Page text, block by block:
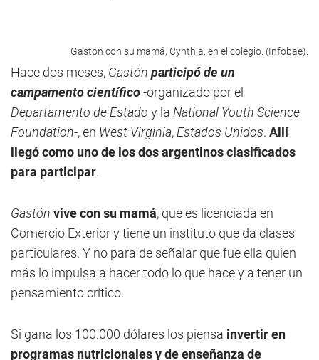
Gastón con su mamá, Cynthia, en el colegio. (Infobae).
Hace dos meses, Gastón participó de un
campamento científico-organizado por el
Departamento de Estado y la National Youth Science
Foundation-, en West Virginia, Estados Unidos. Allí
llegó como uno de los dos argentinos clasificados
para participar.
Gastón vive con su mamá, que es licenciada en
Comercio Exterior y tiene un instituto que da clases
particulares. Y no para de señalar que fue ella quien
más lo impulsa a hacer todo lo que hace y a tener un
pensamiento crítico.
Si gana los 100.000 dólares los piensa invertir en
programas nutricionales y de enseñanza de